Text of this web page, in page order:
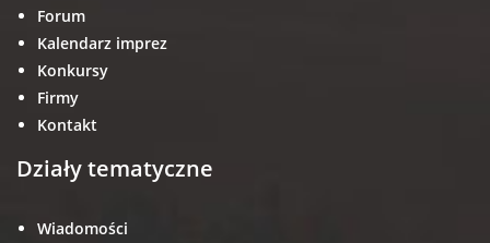
Forum
Kalendarz imprez
Konkursy
Firmy
Kontakt
Działy tematyczne
Wiadomości